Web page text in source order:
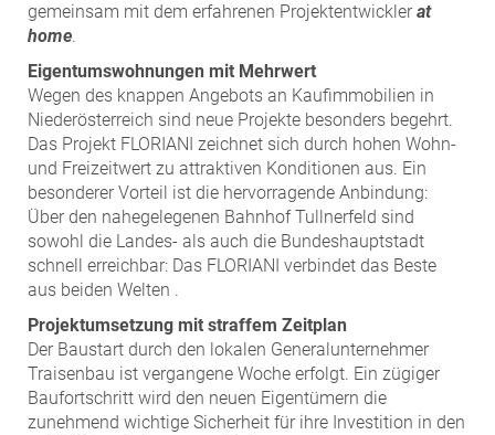
gemeinsam mit dem erfahrenen Projektentwickler at
home.
Eigentumswohnungen mit Mehrwert
Wegen des knappen Angebots an Kaufimmobilien in
Niederösterreich sind neue Projekte besonders begehrt.
Das Projekt FLORIANI zeichnet sich durch hohen Wohn-
und Freizeitwert zu attraktiven Konditionen aus. Ein
besonderer Vorteil ist die hervorragende Anbindung:
Über den nahegelegenen Bahnhof Tullnerfeld sind
sowohl die Landes- als auch die Bundeshauptstadt
schnell erreichbar: Das FLORIANI verbindet das Beste
aus beiden Welten .
Projektumsetzung mit straffem Zeitplan
Der Baustart durch den lokalen Generalunternehmer
Traisenbau ist vergangene Woche erfolgt. Ein zügiger
Baufortschritt wird den neuen Eigentümern die
zunehmend wichtige Sicherheit für ihre Investition in den